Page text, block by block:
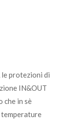
protezioni di
IN&OUT
che in sè
temperature